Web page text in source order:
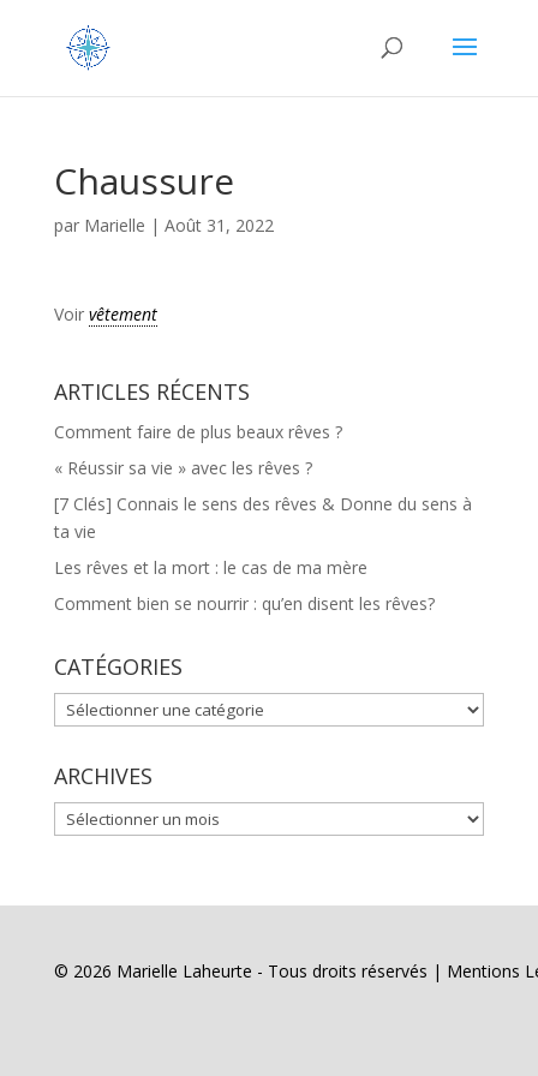
Chaussure
par Marielle | Août 31, 2022
Voir vêtement
ARTICLES RÉCENTS
Comment faire de plus beaux rêves ?
« Réussir sa vie » avec les rêves ?
[7 Clés] Connais le sens des rêves & Donne du sens à
ta vie
Les rêves et la mort : le cas de ma mère
Comment bien se nourrir : qu’en disent les rêves?
CATÉGORIES
CATÉGORIES
ARCHIVES
ARCHIVES
© 2026 Marielle Laheurte - Tous droits réservés | Mentions